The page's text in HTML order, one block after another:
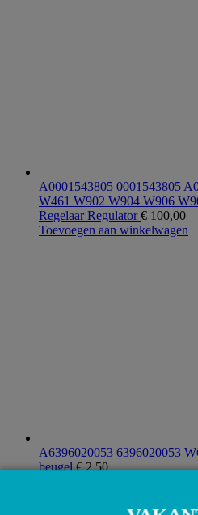
A0001543805 0001543805
W461 W902 W904 W906
Regelaar Regulator€ 100,00
Toevoegen aan winkelwagen
A6396020053 6396020053
beugel€2,50